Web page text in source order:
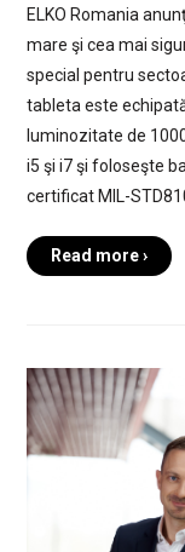
ELKO Romania
mare şi cea mai
special pentru
tableta este
luminozitate de
i5 şi i7 şi foloseşte
certificat MIL-
Read more ›